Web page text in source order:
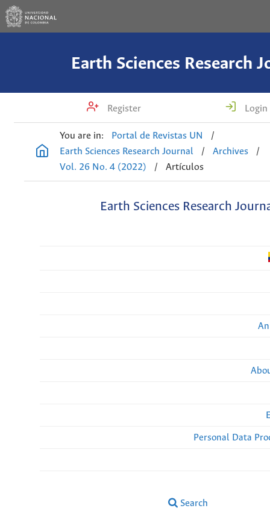
Earth Sciences Research
Register Login
You are in: Portal de Revistas UN
/
Earth Sciences Research Journal
/ Archives
/
Vol. 26 No. 4 (2022)
/ Artículos
Earth Sciences Research
Personal Data
Search